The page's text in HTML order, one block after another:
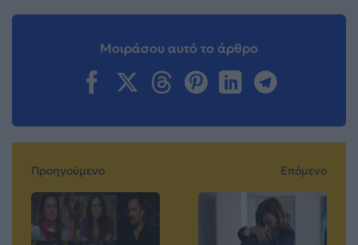
Μοιράσου αυτό το άρθρο
Προηγούμενο Επόμενο